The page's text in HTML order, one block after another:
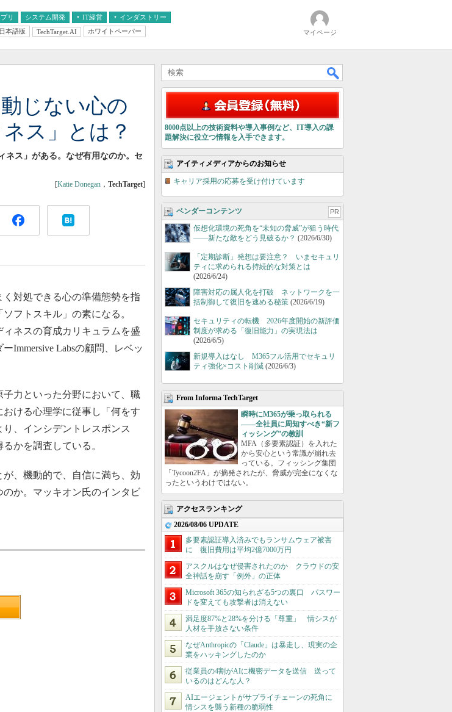
リ システム開発 IT経営 インダストリー
IT
本語版 TechTarget.AI ホワイトペーパー マイページ
じない心の
ス」とは？
ネス」がある。なぜ有用なのか。セ
[Katie Donegan ， TechTarget]
対処できる心の準備態勢を指
フトスキル」の素になる。
ィネスの育成カリキュラムを盛
Immersive Labsの顧問、レベッ
力といった分野において、職
ける心理学に従事し「何をす
、インシデントレスポンス
かを調査している。
、機動的で、自信に満ち、効
か。マッキオン氏のインタビ
8000点以上の技術資料や導入事例など、IT導入の課
題解決に役立つ情報を入手できます。
アイティメディアからのお知らせ
キャリア採用の応募を受け付けています
ベンダーコンテンツ PR
仮想化環境の死角を“未知の脅威”が狙う時代
――新たな敵をどう見破るか？ (2026/6/30)
「定期診断」発想は要注意？ いまセキュリ
ティに求められる持続的な対策とは
(2026/6/24)
障害対応の属人化を打破 ネットワークを一
括制御して復旧を速める秘策 (2026/6/19)
セキュリティの転機 2026年度開始の新評価
制度が求める「復旧能力」の実現法は
(2026/6/5)
新規導入はなし M365フル活用でセキュリ
ティ強化×コスト削減 (2026/6/3)
From Informa TechTarget
瞬時にM365が乗っ取られる
――全社員に周知すべき“新フ
ィッシング”の教訓
MFA（多要素認証）を入れた
から安心という常識が崩れ去
っている。フィッシング集団
「Tycoon2FA」が摘発されたが、脅威が完全になくな
ったというわけではない。
アクセスランキング
2026/08/06 UPDATE
多要素認証導入済みでもランサムウェア被害
に 復旧費用は平均2億7000万円
アスクルはなぜ侵害されたのか クラウドの安
全神話を崩す「例外」の正体
Microsoft 365の知られざる5つの裏口 パスワー
ドを変えても攻撃者は消えない
満足度87%と28%を分ける「尊重」 情シスが
人材を手放さない条件
なぜAnthropicの「Claude」は暴走し、現実の企
業をハッキングしたのか
従業員の4割がAIに機密データを送信 送って
いるのはどんな人？
AIエージェントがサプライチェーンの死角に
情シスを襲う新種の脆弱性